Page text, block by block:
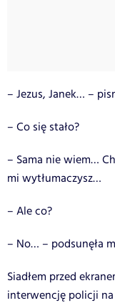
– Jezus, Janek… –
– Co się stało?
– Sama nie wiem…
mi wytłumaczysz…
– Ale co?
– No… – podsunęła
Siadłem przed
interwencję policji